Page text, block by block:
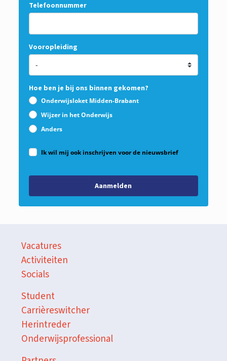
Telefoonnummer
Vooropleiding
Hoe ben je bij ons binnen gekomen?
Onderwijsloket Midden-Brabant
Wijzer in het Onderwijs
Anders
Ik wil mij ook inschrijven voor de nieuwsbrief
Aanmelden
Vacatures
Activiteiten
Socials
Student
Carrièreswitcher
Herintreder
Onderwijsprofessional